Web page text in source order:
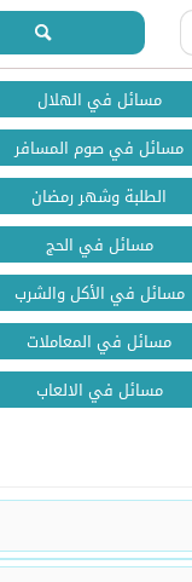
مسائل في الهلال
مسائل في صوم المسافر
الطلبة وشهر رمضان
مسائل في الحج
مسائل في الأكل والشرب
مسائل في المعاملات
مسائل في الالعاب